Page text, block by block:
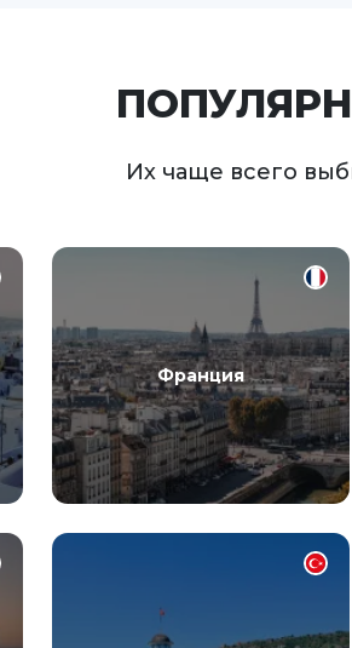
Их чаще всего
Франция